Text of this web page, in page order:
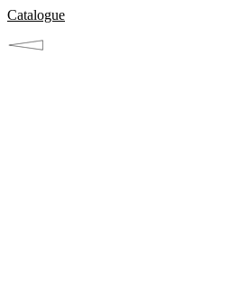
Catalogue